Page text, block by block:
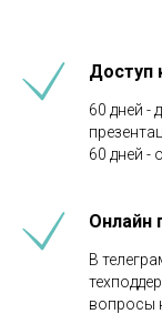
Доступ
60 дней -
60 дней -
Онлайн
В
вопросы